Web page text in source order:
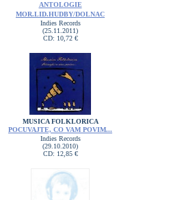
ANTOLOGIE
MOR.LID.HUDBY/DOLNAC
Indies Records
(25.11.2011)
CD: 10,72 €
MUSICA FOLKLORICA
POCUVAJTE, CO VAM POVIM...
Indies Records
(29.10.2010)
CD: 12,85 €